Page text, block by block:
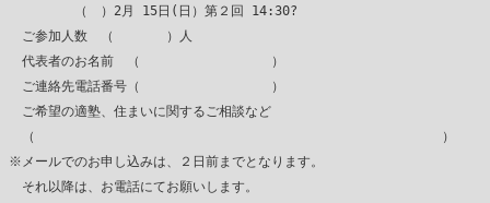
（　）2月 15日(日）第２回 14:30?
ご参加人数　（　　　　）人
代表者のお名前　（　　　　　　　　　　）
ご連絡先電話番号（　　　　　　　　　　）
ご希望の適塾、住まいに関するご相談など
（　　　　　　　　　　　　　　　　　　　　　　　　　　　　　　　）
※メールでのお申し込みは、２日前までとなります。
それ以降は、お電話にてお願いします。